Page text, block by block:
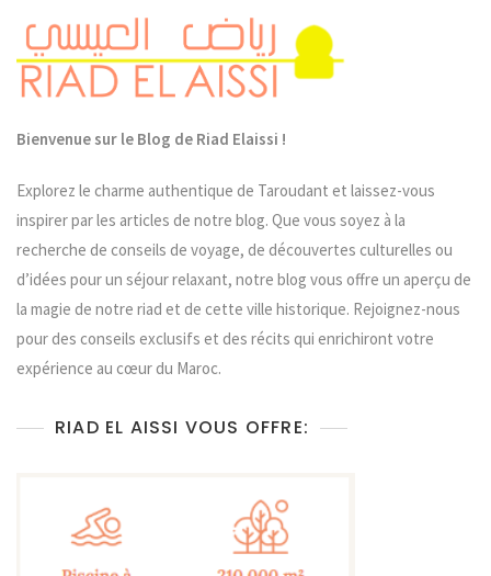
Bienvenue sur le Blog de Riad Elaissi !
Explorez le charme authentique de Taroudant et laissez-vous
inspirer par les articles de notre blog. Que vous soyez à la
recherche de conseils de voyage, de découvertes culturelles ou
d’idées pour un séjour relaxant, notre blog vous offre un aperçu de
la magie de notre riad et de cette ville historique. Rejoignez-nous
pour des conseils exclusifs et des récits qui enrichiront votre
expérience au cœur du Maroc.
RIAD EL AISSI VOUS OFFRE: